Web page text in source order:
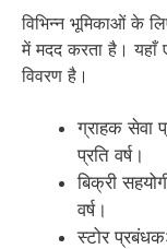
विभिन्न भूमिकाओं के
में मदद करता है।
विवरण है।
ग्राहक
प्रति वर्ष।
बिक्री
वर्ष।
स्टोर